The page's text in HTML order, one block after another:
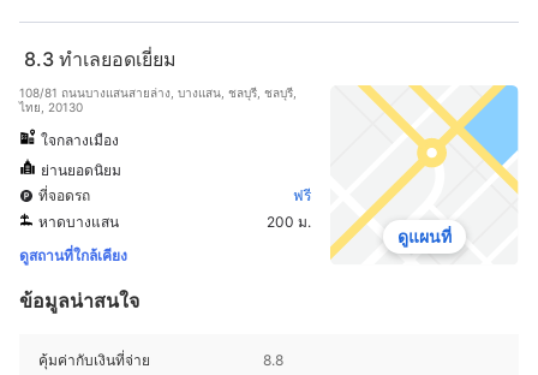
8.3 ทำเลยอดเยี่ยม
108/81 ถนนบางแสนสายล่าง, บางแสน, ชลบุรี, ชลบุรี,
ไทย, 20130
ใจกลางเมือง
ย่านยอดนิยม
ที่จอดรถ
ฟรี
หาดบางแสน
200 ม.
ดูสถานที่ใกล้เคียง
ดูแผนที่
ข้อมูลน่าสนใจ
คุ้มค่ากับเงินที่จ่าย 8.8